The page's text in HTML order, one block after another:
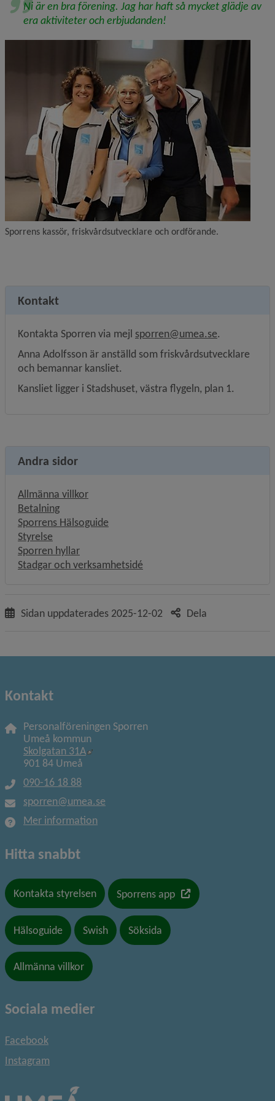
Ni är en bra förening. Jag har haft så mycket glädje av
era aktiviteter och erbjudanden!
Sporrens kassör, friskvårdsutvecklare och ordförande.
Kontakt
Kontakta Sporren via mejl sporren@umea.se.
Anna Adolfsson är anställd som friskvårdsutvecklare
och bemannar kansliet.
Kansliet ligger i Stadshuset, västra flygeln, plan 1.
Andra sidor
Allmänna villkor
Betalning
Sporrens Hälsoguide
Styrelse
Sporren hyllar
Stadgar och verksamhetsidé
Sidan uppdaterades 2025-12-02 Dela
Kontakt
Personalföreningen Sporren
Umeå kommun
Skolgatan 31A Länk till annan webbplats, öppnas i nytt
901 84 Umeå
090-16 18 88
sporren@umea.se
Mer information
Hitta snabbt
Kontakta styrelsen Sporrens app Länk till en annan
Hälsoguide Swish Söksida
Allmänna villkor
Sociala medier
Facebook
Instagram